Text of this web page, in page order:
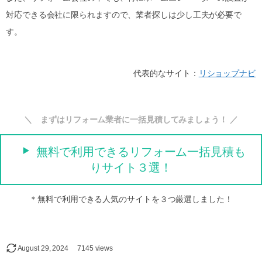
対応できる会社に限られますので、業者探しは少し工夫が必要で
す。
代表的なサイト： リショップナビ
＼ まずはリフォーム業者に一括見積してみましょう！ ／
無料で利用できるリフォーム一括見積も
りサイト３選！
＊無料で利用できる人気のサイトを３つ厳選しました！
August 29 ,2024 7145 views